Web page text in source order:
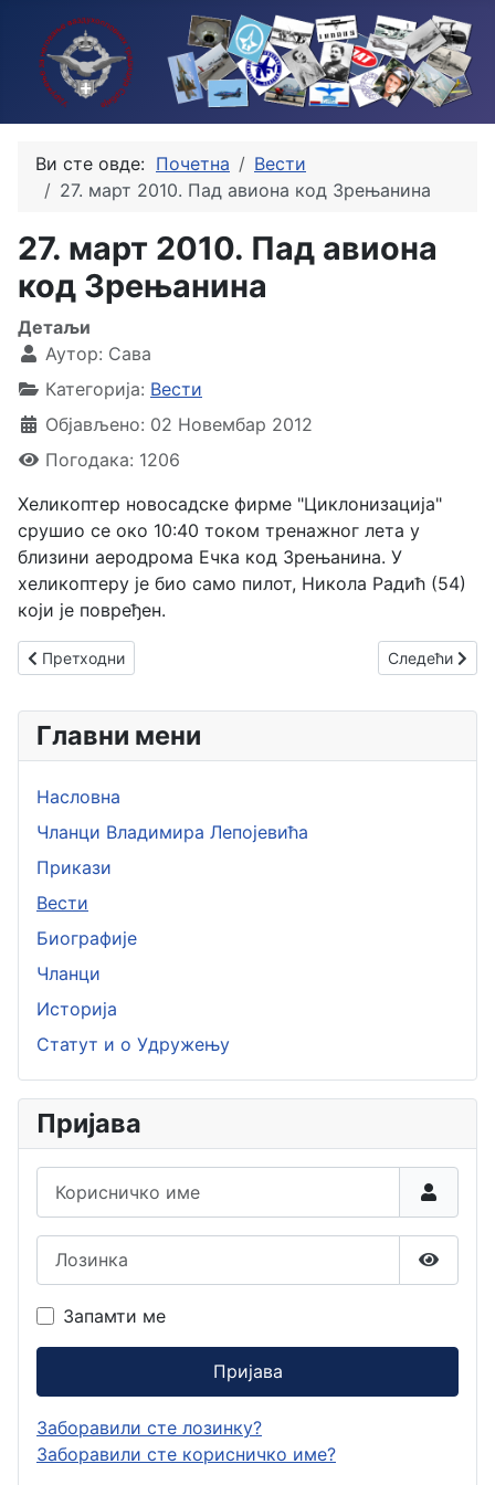
Ви сте овде: Почетна
Вести
27. март 2010. Пад авиона код Зрењанина
27. март 2010. Пад авиона
код Зрењанина
Детаљи
Аутор: Сава
Категорија: Вести
Објављено: 02 Новембар 2012
Погодака: 1206
Хеликоптер новосадске фирме "Циклонизација"
срушио се око 10:40 током тренажног лета у
близини аеродрома Ечка код Зрењанина. У
хеликоптеру је био само пилот, Никола Радић (54)
који је повређен.
Претходни чланак: 10. април 2010. Aвионскa несрећa у
Претходни Следећи
Следећи
Главни мени
Насловна
Чланци Владимира Лепојевића
Прикази
Вести
Биографије
Чланци
Историја
Статут и о Удружењу
Пријава
Запамти ме
Пријава
Заборавили сте лозинку?
Заборавили сте корисничко име?